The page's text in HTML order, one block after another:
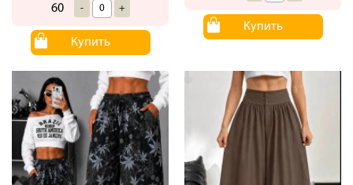
60 - +
Купить
Купить